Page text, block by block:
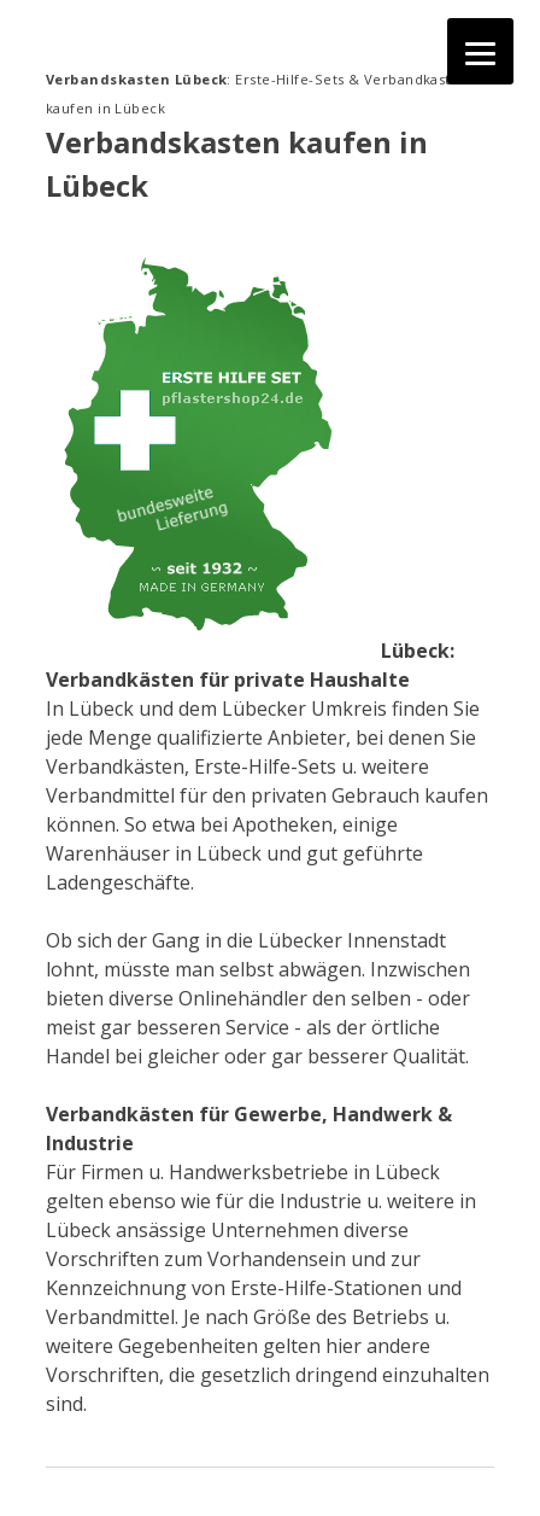
springenVerbandskasten Lübeck: Erste-Hilfe-Sets & Verbandkasten
kaufen in Lübeck
Verbandskasten kaufen in
Lübeck
Lübeck:
Verbandkästen für private Haushalte
In Lübeck und dem Lübecker Umkreis finden Sie
jede Menge qualifizierte Anbieter, bei denen Sie
Verbandkästen, Erste-Hilfe-Sets u. weitere
Verbandmittel für den privaten Gebrauch kaufen
können. So etwa bei Apotheken, einige
Warenhäuser in Lübeck und gut geführte
Ladengeschäfte.
Ob sich der Gang in die Lübecker Innenstadt
lohnt, müsste man selbst abwägen. Inzwischen
bieten diverse Onlinehändler den selben - oder
meist gar besseren Service - als der örtliche
Handel bei gleicher oder gar besserer Qualität.
Verbandkästen für Gewerbe, Handwerk &
Industrie
Für Firmen u. Handwerksbetriebe in Lübeck
gelten ebenso wie für die Industrie u. weitere in
Lübeck ansässige Unternehmen diverse
Vorschriften zum Vorhandensein und zur
Kennzeichnung von Erste-Hilfe-Stationen und
Verbandmittel. Je nach Größe des Betriebs u.
weitere Gegebenheiten gelten hier andere
Vorschriften, die gesetzlich dringend einzuhalten
sind.